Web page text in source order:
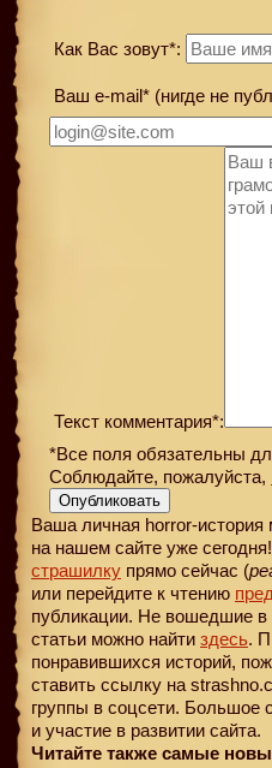
Как Вас зовут*:
Ваш e-mail* (нигде не
Текст комментария*:
*Все поля обязательны
Соблюдайте, пожалуйста,
Опубликовать
Ваша личная horror-
на нашем сайте уже сегодня!
страшилку прямо сейчас (
или перейдите к чтению
публикации. Не вошедшие в
статьи можно найти здесь.
понравившихся историй,
ставить ссылку на
группы в соцсети. Большое
и участие в развитии сайта.
Читайте также самые